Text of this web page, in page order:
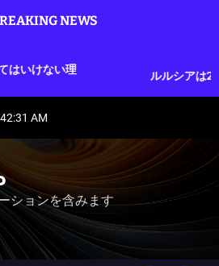
NEWS
ルルシアは2つのタイプから選べる
42:32 AM
ションを含みます